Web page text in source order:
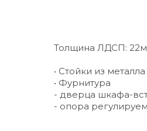
Толщина ЛДСП:
• Стойки из
• Фурнитура
- дверца шкафа-
- опора